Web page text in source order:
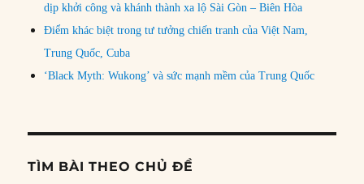
dịp khởi công và khánh thành xa lộ Sài Gòn – Biên Hòa
Điểm khác biệt trong tư tưởng chiến tranh của Việt Nam,
Trung Quốc, Cuba
‘Black Myth: Wukong’ và sức mạnh mềm của Trung Quốc
TÌM BÀI THEO CHỦ ĐỀ